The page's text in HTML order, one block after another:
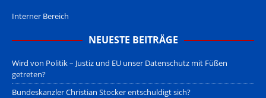
Interner Bereich
NEUESTE BEITRÄGE
Wird von Politik – Justiz und EU unser Datenschutz mit Füßen
getreten?
Bundeskanzler Christian Stocker entschuldigt sich?